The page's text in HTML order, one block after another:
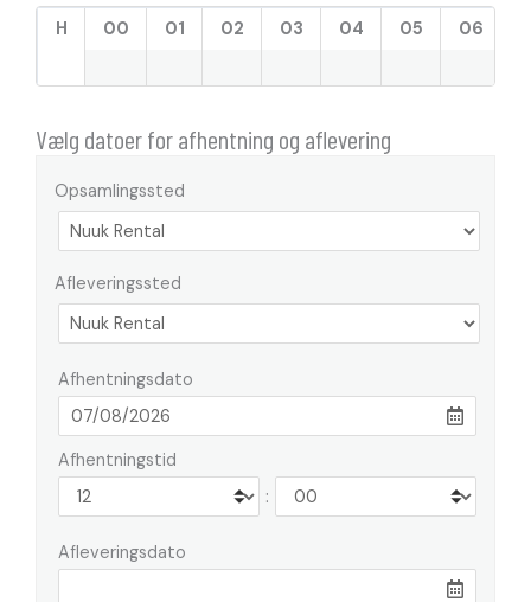
H 00 01 02 03 04 05 06
Vælg datoer for afhentning og aflevering
Opsamlingssted
Afleveringssted
Afhentningsdato
Afhentningstid
:
Afleveringsdato